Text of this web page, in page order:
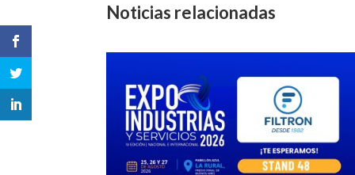
Noticias relacionadas